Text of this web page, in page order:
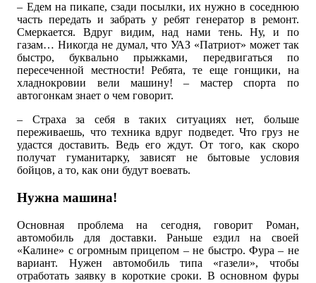
– Едем на пикапе, сзади посылки, их нужно в соседнюю
часть передать и забрать у ребят генератор в ремонт.
Смеркается. Вдруг видим, над нами тень. Ну, и по
газам… Никогда не думал, что УАЗ «Патриот» может так
быстро, буквально прыжками, передвигаться по
пересеченной местности! Ребята, те еще гонщики, на
хладнокровии вели машину! – мастер спорта по
автогонкам знает о чем говорит.
– Страха за себя в таких ситуациях нет, больше
переживаешь, что техника вдруг подведет. Что груз не
удастся доставить. Ведь его ждут. От того, как скоро
получат гуманитарку, зависят не бытовые условия
бойцов, а то, как они будут воевать.
Нужна машина!
Основная проблема на сегодня, говорит Роман,
автомобиль для доставки. Раньше ездил на своей
«Калине» с огромным прицепом – не быстро. Фура – не
вариант. Нужен автомобиль типа «газели», чтобы
отработать заявку в короткие сроки. В основном фуры